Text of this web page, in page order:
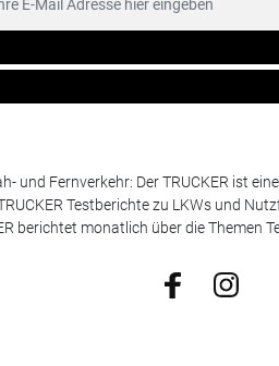
und Fernverkehr: Der TRUCKER ist
Testberichte zu LKWs und
berichtet monatlich über die Themen